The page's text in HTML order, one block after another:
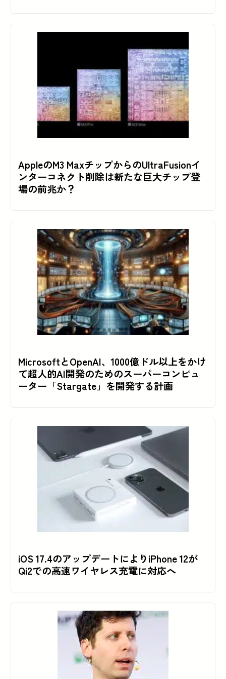
AppleのM3 MaxチップからのUltraFusionイ
ンターコネクト削除は新たな巨大チップ登
場の前兆か？
MicrosoftとOpenAI、1000億ドル以上をかけ
て超人的AI開発のためのスーパーコンピュ
ーター「Stargate」を開発する計画
iOS 17.4のアップデートによりiPhone 12が
Qi2での高速ワイヤレス充電に対応へ